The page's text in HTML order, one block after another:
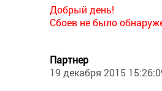
Добрый день!
Сбоев не было
Партнер
19 декабря 2015